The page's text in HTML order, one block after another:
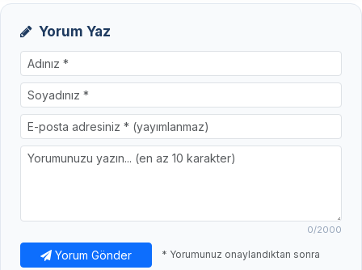
Yorum Yaz
0/2000
Yorum Gönder
* Yorumunuz onaylandıktan sonra